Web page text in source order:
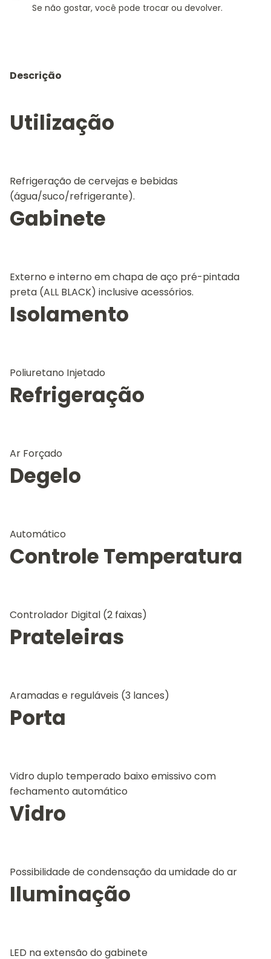
Se não gostar, você pode trocar ou devolver.
Descrição
Utilização
Refrigeração de cervejas e bebidas
(água/suco/refrigerante).
Gabinete
Externo e interno em chapa de aço pré-pintada
preta (ALL BLACK) inclusive acessórios.
Isolamento
Poliuretano Injetado
Refrigeração
Ar Forçado
Degelo
Automático
Controle Temperatura
Controlador Digital (2 faixas)
Prateleiras
Aramadas e reguláveis (3 lances)
Porta
Vidro duplo temperado baixo emissivo com
fechamento automático
Vidro
Possibilidade de condensação da umidade do ar
Iluminação
LED na extensão do gabinete